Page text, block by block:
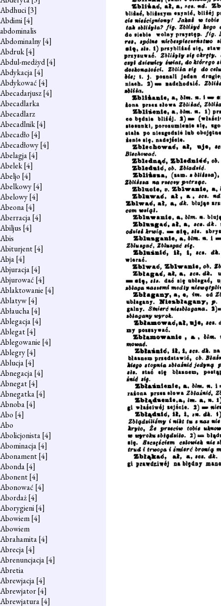
Abdhuci[3]
Abdimi[4]
abdominalis
Abdominalny[4]
Abdruk[4]
Abdul-medżyd[4]
Abdykacja[4]
Abdykować [4]
Abecadarjusz[4]
Abecadlarka
Abecadlarz
Abecadlnik[4]
Abecadło [4]
Abecadłowy[4]
Abelagja[4]
Abelek[4]
Abeljo [4]
Abelkowy[4]
Abelowy[4]
Abeona[4]
Aberracja[4]
Abiljus [4]
Abis
Abiturjent[4]
Abja[4]
Abjuracja[4]
Abjurować [4]
Ablaktowanie [4]
Ablatyw[4]
Abłaucha[4]
Ablegacja[4]
Ablegat[4]
Ablegowanie [4]
Ablegry[4]
Ablucja[4]
Abnegacja[4]
Abnegat[4]
Abnegatka[4]
Abnoba[4]
Abo [4]
Abo
Abolicjonista[4]
Abominacja[4]
Abonament[4]
Abonda[4]
Abonent[4]
Abonować [4]
Abordaż[4]
Aborygieni[4]
Abowiem[4]
Abowiem
Abrahamita[4]
Abrecja[4]
Abrenuncjacja[4]
Abretia
Abrewjacja[4]
Abrewjator[4]
Abrewjatura[4]